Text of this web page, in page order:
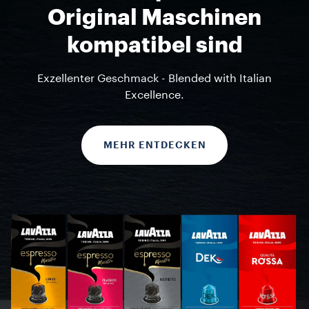
Original Maschinen
kompatibel sind
Exzellenter Geschmack - Blended with Italian
Excellence.
MEHR ENTDECKEN